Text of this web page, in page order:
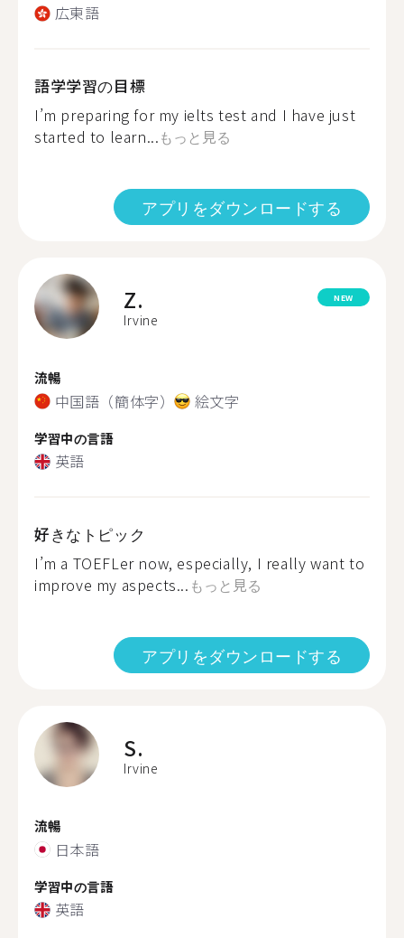
広東語
語学学習の目標
I’m preparing for my ielts test and I have just
started to learn...もっと見る
アプリをダウンロードする
Z.
Irvine
NEW
流暢
中国語（簡体字） 絵文字
学習中の言語
英語
好きなトピック
I’m a TOEFLer now, especially, I really want to
improve my aspects... もっと見る
アプリをダウンロードする
S.
Irvine
流暢
日本語
学習中の言語
英語